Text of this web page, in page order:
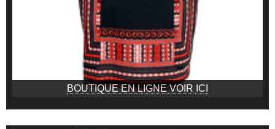
BOUTIQUE EN LIGNE VOIR ICI